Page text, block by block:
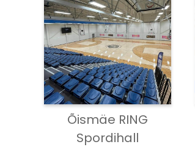
Õismäe RING
Spordihall